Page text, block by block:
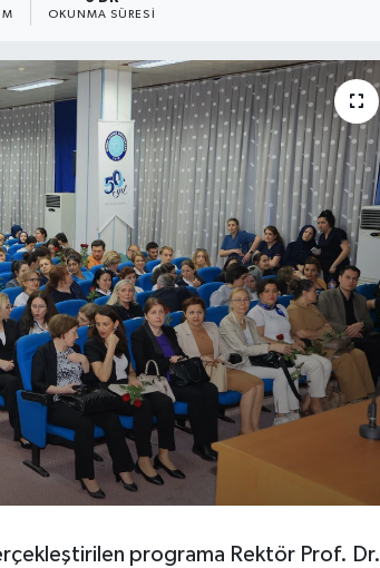
OKUNMA SÜRESI
programa Rektör Prof. Dr.